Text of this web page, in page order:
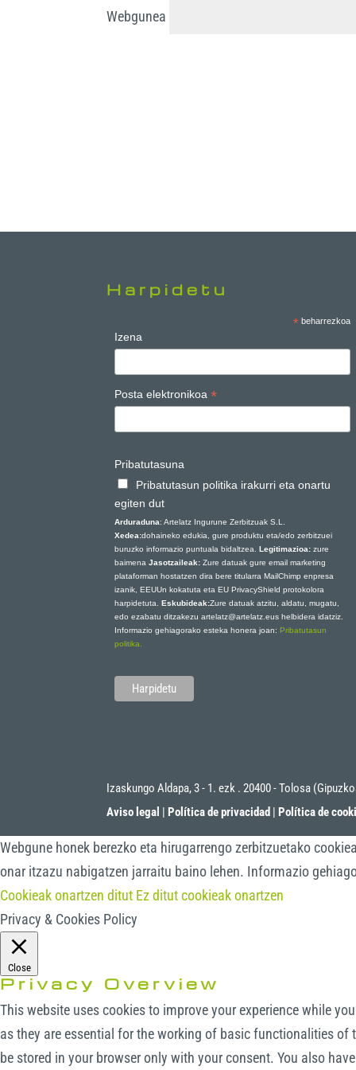
Webgunea
Harpidetu
* beharrezkoa
Izena
Posta elektronikoa *
Pribatutasuna
Pribatutasun politika irakurri eta onartu
egiten dut
Arduraduna: Artelatz Ingurune Zerbitzuak S.L.
Xedea:dohaineko edukia, gure produktu eta/edo zerbitzuei
buruzko informazio puntuala bidaltzea. Legitimazioa:zure
baimena Jasotzaileak: Zure datuak gure email marketing
plataforman hostatzen dira bere titularra MailChimp enpresa
izanik, EEUUn kokatuta eta EU PrivacyShield protokolora
harpidetuta. Eskubideak:Zure datuak atzitu, aldatu, mugatu,
edo ezabatu ditzakezu artelatz@artelatz.eus helbidera idatziz.
Informazio gehiagorako esteka honera joan: Pribatutasun
politika.
Izaskungo Aldapa, 3 - 1. ezk . 20400 - Tolosa
Aviso legal
Política de privacidad Política de
Webgune honek berezko eta hirugarrengo zerbitzuetako
onar itzazu nabigatzen jarraitu baino lehen. Informazio
Cookieak onartzen ditut Ez ditut cookieak onartzen
Privacy & Cookies Policy
Close
Privacy Overview
This website uses cookies to improve your experience while
as they are essential for the working of basic functionalities of
be stored in your browser only with your consent. You also